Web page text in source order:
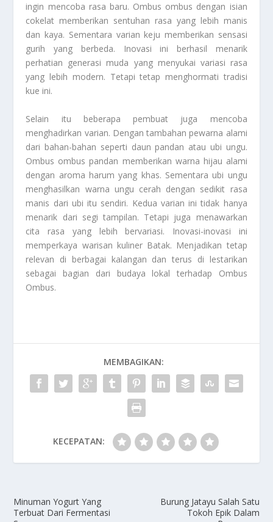
ingin mencoba rasa baru. Ombus ombus dengan isian
cokelat memberikan sentuhan rasa yang lebih manis
dan kaya. Sementara varian keju memberikan sensasi
gurih yang berbeda. Inovasi ini berhasil menarik
perhatian generasi muda yang menyukai variasi rasa
yang lebih modern. Tetapi tetap menghormati tradisi
kue ini.
Selain itu beberapa pembuat juga mencoba
menghadirkan varian. Dengan tambahan pewarna alami
dari bahan-bahan seperti daun pandan atau ubi ungu.
Ombus ombus pandan memberikan warna hijau alami
dengan aroma harum yang khas. Sementara ubi ungu
menghasilkan warna ungu cerah dengan sedikit rasa
manis dari ubi itu sendiri. Kedua varian ini tidak hanya
menarik dari segi tampilan. Tetapi juga menawarkan
cita rasa yang lebih bervariasi. Inovasi-inovasi ini
memperkaya warisan kuliner Batak. Menjadikan tetap
relevan di berbagai kalangan dan terus di lestarikan
sebagai bagian dari budaya lokal terhadap Ombus
Ombus.
MEMBAGIKAN:
KECEPATAN:
Minuman Yogurt Yang
Terbuat Dari Fermentasi
Burung Jatayu Salah Satu
Tokoh Epik Dalam